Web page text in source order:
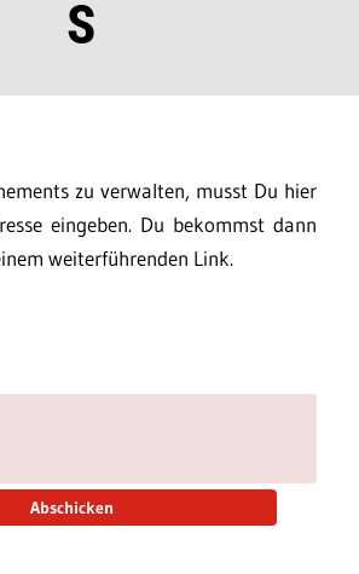
S
zu verwalten, musst Du hier
eingeben. Du bekommst dann
weiterführenden Link.